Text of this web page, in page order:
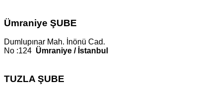
Ümraniye ŞUBE
Dumlupınar Mah. İnönü Cad.
No :124 Ümraniye / İstanbul
TUZLA ŞUBE